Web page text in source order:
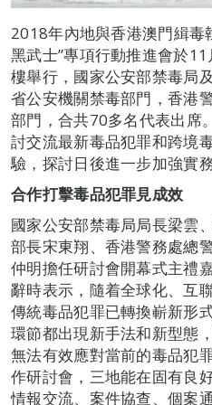
2018年內地與香港澳門緝毒
黑武士”專項行動推進會於
樓舉行，國家公安部禁毒局
省公安機關禁毒部門，香港
部門，合共70多名代表出席
討交流最新毒品犯罪和跨境
驗，探討日後進一步加強實
合作打擊毒品犯罪見成效
國家公安部禁毒局局長梁雲
部長宋東翔、香港警務處總
仲明擔任研討會開幕式主禮
辭時表示，隨着全球化、互
傳統毒品犯罪已轉換嶄新形
環節都出現新手法和新型態
無法有效應對當前的毒品犯
作研討會，三地能在固有良
情報交流、案件協查、個案